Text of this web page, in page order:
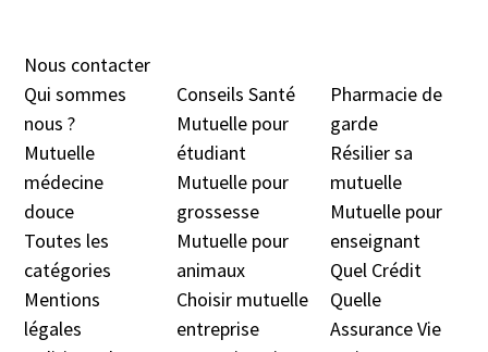
Nous contacter
Qui sommes
nous ?
Mutuelle
médecine
douce
Toutes les
catégories
Mentions
légales
Conseils Santé
Mutuelle pour
étudiant
Mutuelle pour
grossesse
Mutuelle pour
animaux
Choisir mutuelle
entreprise
Pharmacie de
garde
Résilier sa
mutuelle
Mutuelle pour
enseignant
Quel Crédit
Quelle
Assurance Vie